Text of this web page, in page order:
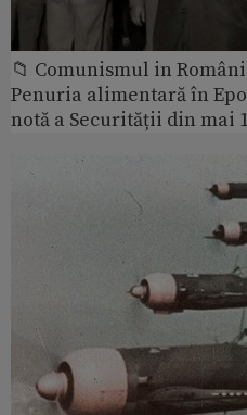
📁 Comunismul in
Penuria alimentară în
notă a Securității din mai